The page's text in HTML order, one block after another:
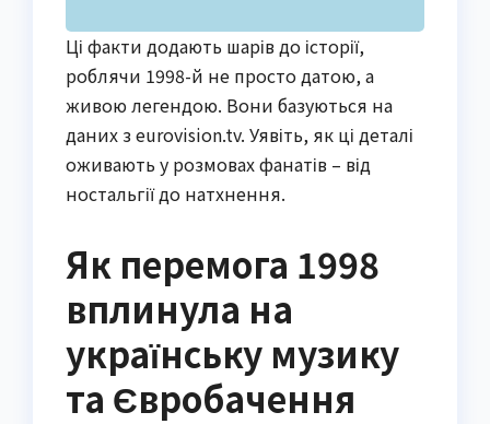
Ці факти додають шарів до історії,
роблячи 1998-й не просто датою, а
живою легендою. Вони базуються на
даних з eurovision.tv. Уявіть, як ці деталі
оживають у розмовах фанатів – від
ностальгії до натхнення.
Як перемога 1998
вплинула на
українську музику
та Євробачення